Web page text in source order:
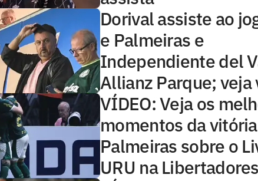
Dorival assiste ao
e Palmeiras e
Independiente del
Allianz Parque; veja
VÍDEO: Veja os
momentos da
Palmeiras sobre o
URU na Libertadores